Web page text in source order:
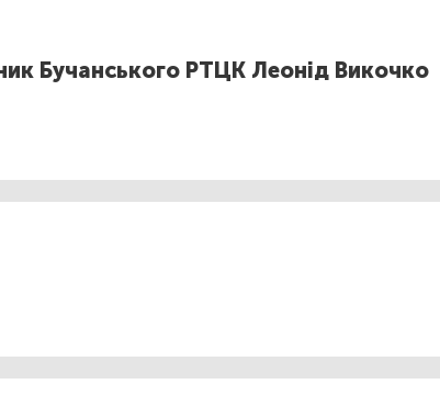
Бучанського РТЦК Леонід Викочко